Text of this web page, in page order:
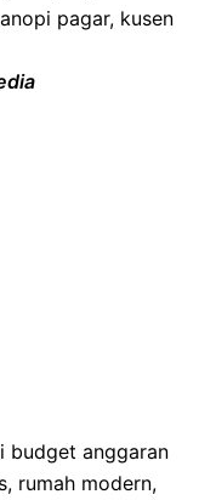
pagar, kusen
budget anggaran
rumah modern,